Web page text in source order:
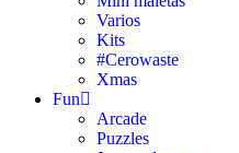
Varios
Kits
#Cerowaste
Xmas
Fun
Arcade
Puzzles